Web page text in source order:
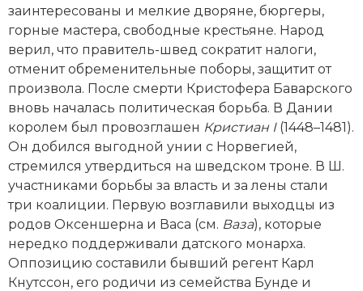
заинтересованы и мелкие дворяне, бюргеры,
горные мастера, свободные крестьяне. Народ
верил, что правитель-швед сократит налоги,
отменит обременительные поборы, защитит от
произвола. После смерти Кристофера Баварского
вновь началась политическая борьба. В Дании
королем был провозглашен Кристиан I(1448–1481).
Он добился выгодной унии с Норвегией,
стремился утвердиться на шведском троне. В Ш.
участниками борьбы за власть и за лены стали
три коалиции. Первую возглавили выходцы из
родов Оксеншерна и Васа (см. Ваза), которые
нередко поддерживали датского монарха.
Оппозицию составили бывший регент Карл
Кнутссон, его родичи из семейства Бунде и